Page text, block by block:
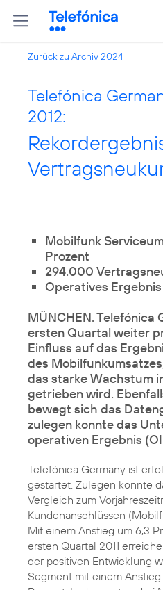
Zurück zu Archiv 2024
Telefónica
2012:
Mobilfunk
Prozent
294.000
Operatives
MÜNCHEN. Telefónica
ersten Quartal weiter
Einfluss auf das
des
das starke Wachstum
getrieben wird.
bewegt sich das
zulegen konnte das
operativen Ergebnis
Telefónica Germany ist
gestartet. Zulegen konnte
Vergleich zum
Kundenanschlüssen
Mit einem Anstieg um 6,3
ersten Quartal 2011
der positiven Entwicklung
Segment mit einem